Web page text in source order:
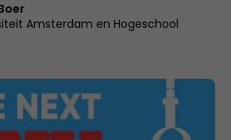
Amsterdam en Hogeschool